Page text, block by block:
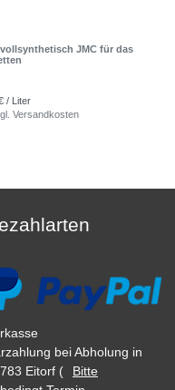
JMC für das
/ Liter
Versandkosten
bei Abholung in
Eitorf (
Bitte